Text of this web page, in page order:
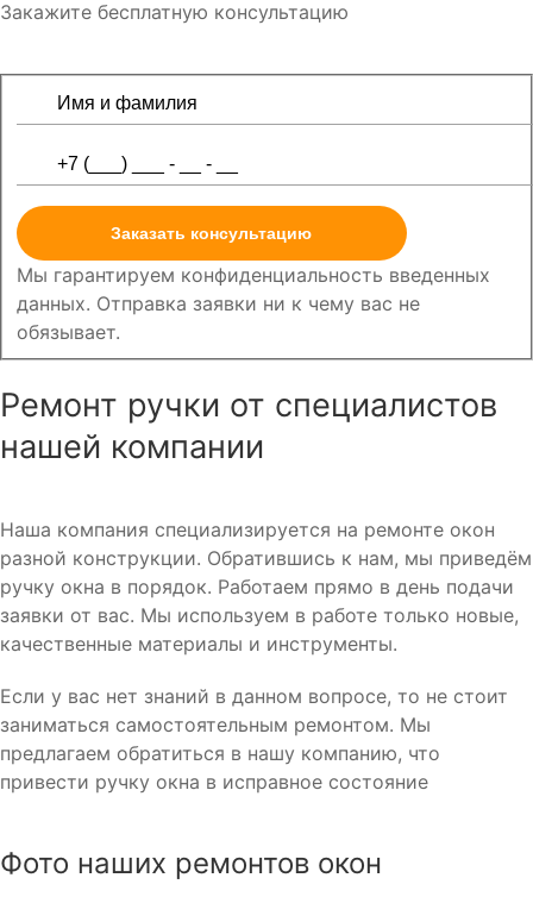
Закажите бесплатную консультацию
Заказать консультацию
Мы гарантируем конфиденциальность введенных
данных. Отправка заявки ни к чему вас не
обязывает.
Ремонт ручки от специалистов
нашей компании
Наша компания специализируется на ремонте окон
разной конструкции. Обратившись к нам, мы приведём
ручку окна в порядок. Работаем прямо в день подачи
заявки от вас. Мы используем в работе только новые,
качественные материалы и инструменты.
Если у вас нет знаний в данном вопросе, то не стоит
заниматься самостоятельным ремонтом. Мы
предлагаем обратиться в нашу компанию, что
привести ручку окна в исправное состояние
Фото наших ремонтов окон